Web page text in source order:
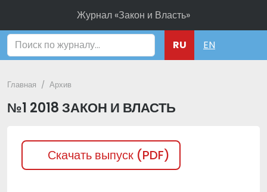
Журнал «Закон и Власть»
RU EN
Главная Архив
№1 2018 ЗАКОН И ВЛАСТЬ
Скачать выпуск (PDF)